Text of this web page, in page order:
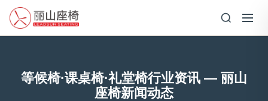
等候椅·课桌椅·礼堂椅行业资讯 — 丽山
座椅新闻动态